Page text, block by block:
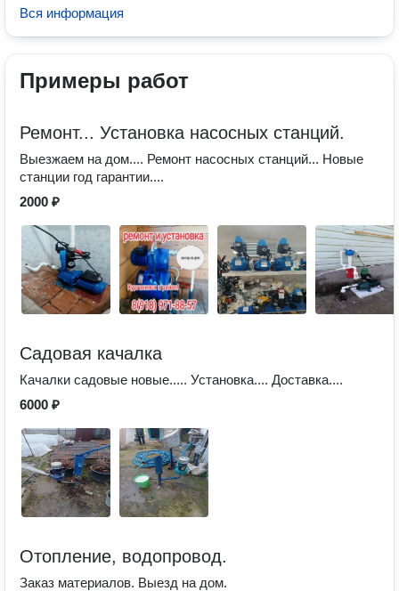
Вся информация
Примеры работ
Ремонт... Установка насосных станций.
Выезжаем на дом.... Ремонт насосных станций... Новые
станции год гарантии....
2000 ₽
Садовая качалка
Качалки садовые новые..... Установка.... Доставка....
6000 ₽
Отопление, водопровод.
Заказ материалов. Выезд на дом.